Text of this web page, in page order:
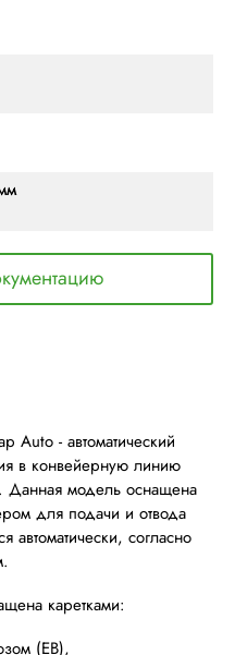
Auto - автоматический
в конвейерную линию
Данная модель оснащена
для подачи и отвода
автоматически, согласно
каретками:
(EB),